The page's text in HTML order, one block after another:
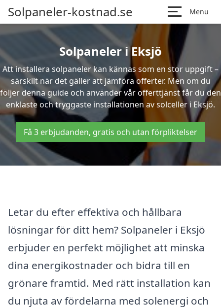
Solpaneler-kostnad.se Menu
Solpaneler i Eksjö
Att installera solpaneler kan kännas som en stor uppgift –
särskilt när det gäller att jämföra offerter. Men om du
följer denna guide och använder vår offerttjänst får du den
enklaste och tryggaste installationen av solceller i Eksjö.
Få 3 erbjudanden, gratis och utan förpliktelser
Letar du efter effektiva och hållbara
lösningar för ditt hem? Solpaneler i Eksjö
erbjuder en perfekt möjlighet att minska
dina energikostnader och bidra till en
grönare framtid. Med rätt installation kan
du njuta av fördelarna med solenergi och